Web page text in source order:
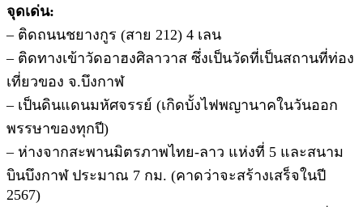
จุดเด่น:
– ติดถนนชยางกูร (สาย 212) 4 เลน
– ติดทางเข้าวัดอาฮงศิลาวาส ซึ่งเป็นวัดที่เป็นสถานที่ท่อง
เที่ยวของ จ.บึงกาฬ
– เป็นดินแดนมหัศจรรย์ (เกิดบั้งไฟพญานาคในวันออก
พรรษาของทุกปี)
– ห่างจากสะพานมิตรภาพไทย-ลาว แห่งที่ 5 และสนาม
บินบึงกาฬ ประมาณ 7 กม. (คาดว่าจะสร้างเสร็จในปี
2567)